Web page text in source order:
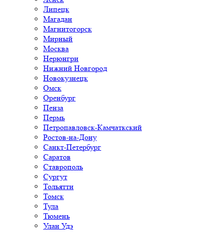
Липецк
Магадан
Магнитогорск
Мирный
Москва
Нерюнгри
Нижний Новгород
Новокузнецк
Омск
Оренбург
Пенза
Пермь
Петропавловск-Камчаткский
Ростов-на-Дону
Санкт-Петербург
Саратов
Ставрополь
Сургут
Тольятти
Томск
Тула
Тюмень
Улан Удэ